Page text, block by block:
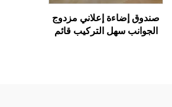
صندوق إضاءة إعلاني مزدوج
الجوانب سهل التركيب قائم